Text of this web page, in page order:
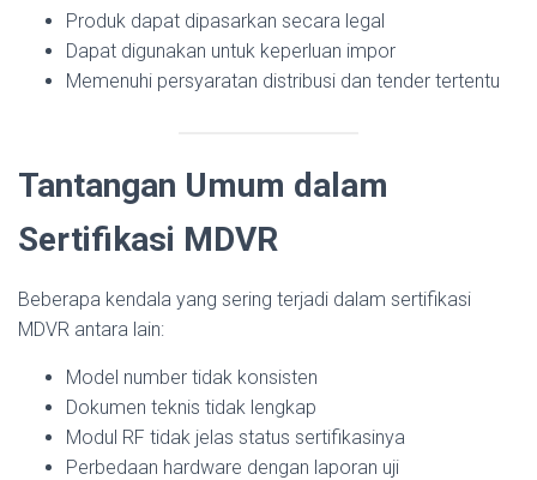
Produk dapat dipasarkan secara legal
Dapat digunakan untuk keperluan impor
Memenuhi persyaratan distribusi dan tender tertentu
Tantangan Umum dalam
Sertifikasi MDVR
Beberapa kendala yang sering terjadi dalam sertifikasi
MDVR antara lain:
Model number tidak konsisten
Dokumen teknis tidak lengkap
Modul RF tidak jelas status sertifikasinya
Perbedaan hardware dengan laporan uji